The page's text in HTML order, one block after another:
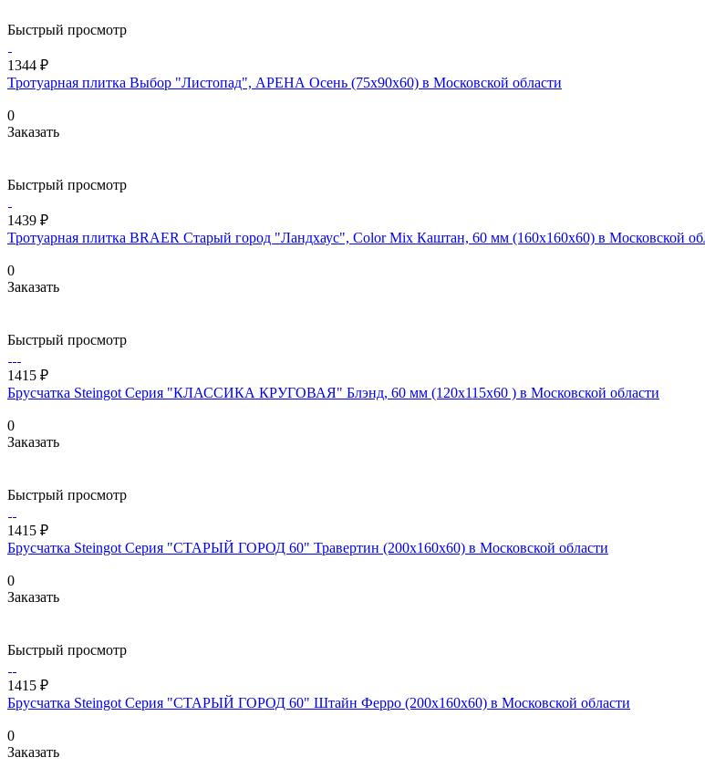
Быстрый просмотр
1344 ₽
Тротуарная плитка Выбор "Листопад", АРЕНА Осень (75х90х60) в Московской области
0
Заказать
Быстрый просмотр
1439 ₽
Тротуарная плитка BRAER Старый город "Ландхаус", Color Mix Каштан, 60 мм (160x160х60) в Московской
0
Заказать
Быстрый просмотр
1415 ₽
Брусчатка Steingot Серия "КЛАССИКА КРУГОВАЯ" Блэнд, 60 мм (120х115х60 ) в Московской области
0
Заказать
Быстрый просмотр
1415 ₽
Брусчатка Steingot Серия "СТАРЫЙ ГОРОД 60" Травертин (200х160х60) в Московской области
0
Заказать
Быстрый просмотр
1415 ₽
Брусчатка Steingot Серия "СТАРЫЙ ГОРОД 60" Штайн Ферро (200х160х60) в Московской области
0
Заказать